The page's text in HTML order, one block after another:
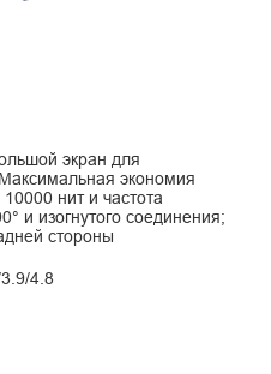
экран для
экономия
нит и частота
и изогнутого соединения;
стороны
4.8